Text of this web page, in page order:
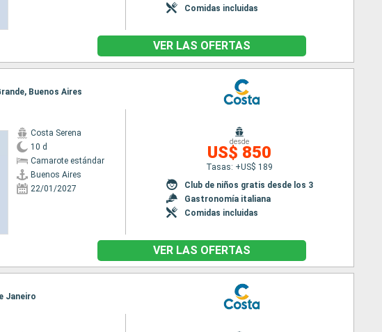
Comidas incluidas
VER LAS OFERTAS
Buenos Aires
Costa Serena
10 d
Camarote estándar
Buenos Aires
22/01/2027
desde
US$ 850
Tasas: +US$ 189
Club de niños gratis desde los 3
Gastronomía italiana
Comidas incluidas
VER LAS OFERTAS
Janeiro